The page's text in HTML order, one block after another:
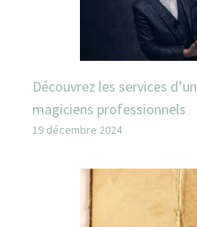
Découvrez les services
magiciens professionnels
19 décembre 2024